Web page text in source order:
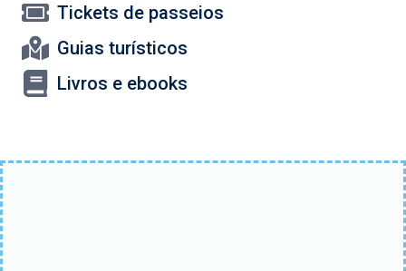
Tickets de passeios
Guias turísticos
Livros e ebooks